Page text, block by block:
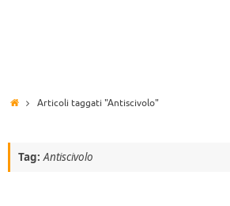
Articoli taggati "Antiscivolo"
Tag:Antiscivolo